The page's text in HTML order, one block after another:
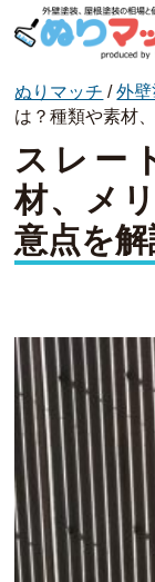
ぬりマッチとは
オススメ企業
費用と相場
外壁塗装
コラム一覧
ぬりマッチ /外
は？種類や素材
スレー
材、メ
意点を